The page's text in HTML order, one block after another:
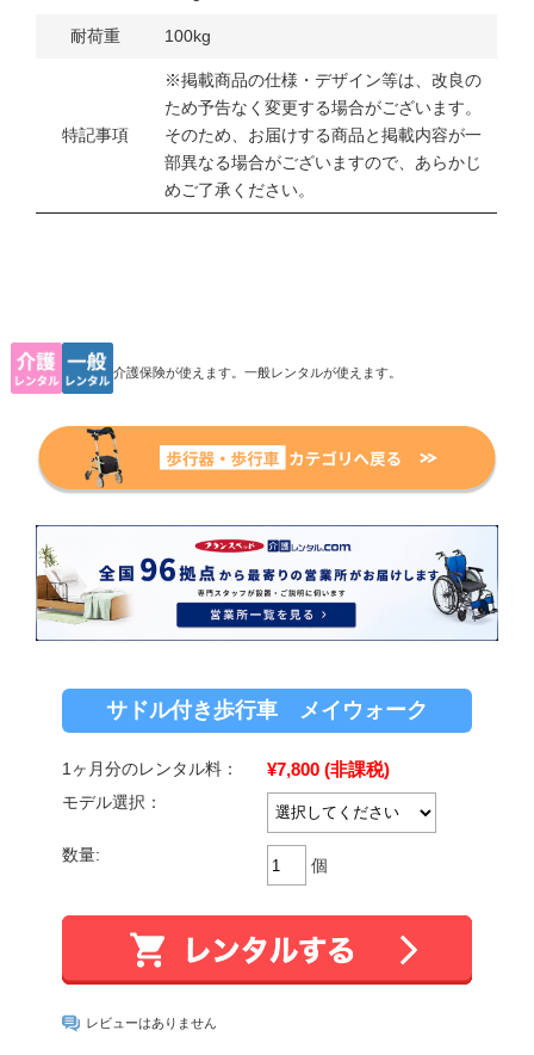
耐荷重 100kg
特記事項
※掲載商品の仕様・デザイン等は、改良の
ため予告なく変更する場合がございます。
そのため、お届けする商品と掲載内容が一
部異なる場合がございますので、あらかじ
めご了承ください。
介護保険が使えます。一般レンタルが使えます。
サドル付き歩行車 メイウォーク
1ヶ月分のレンタル料： ¥7,800 (非課税)
モデル選択：
数量:
個
レビューはありません